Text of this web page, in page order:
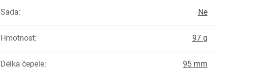
Sada: Ne
Hmotnost: 97 g
Délka čepele: 95 mm